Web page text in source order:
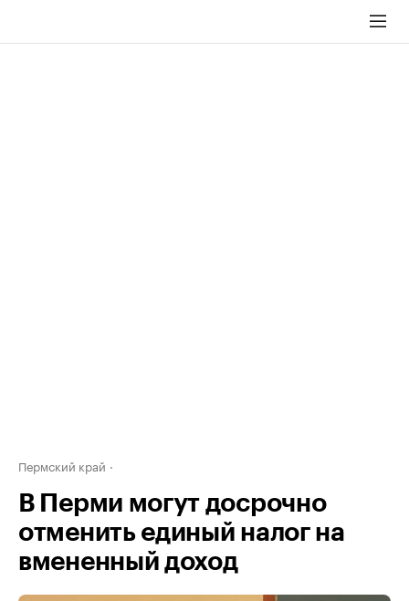
Пермский край
В Перми могут досрочно
отменить единый налог на
вмененный доход